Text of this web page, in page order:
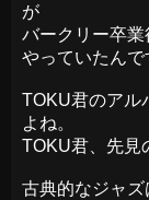
が
バークリー卒
やっていたんで
TOKU君のアル
よね。
TOKU君、先見
古典的なジャ